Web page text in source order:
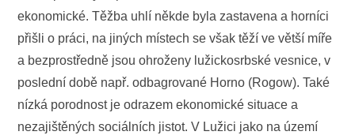
ekonomické. Těžba uhlí někde byla zastavena a horníci
přišli o práci, na jiných místech se však těží ve větší míře
a bezprostředně jsou ohroženy lužickosrbské vesnice, v
poslední době např. odbagrované Horno (Rogow). Také
nízká porodnost je odrazem ekonomické situace a
nezajištěných sociálních jistot. V Lužici jako na území